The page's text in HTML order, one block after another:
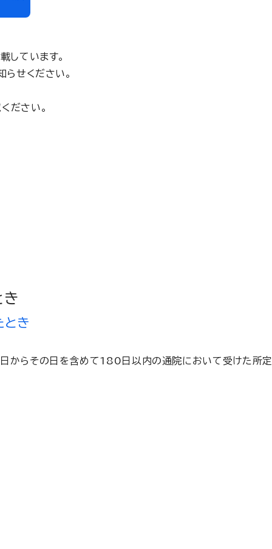
しています。
せください。
ださい。
き
とき
らその日を含めて180日以内の通院において受けた所